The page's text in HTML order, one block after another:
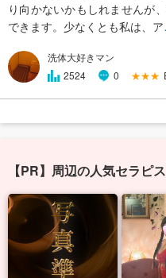
り向かないかもしれませんが
できます。少なくとも私は、ア
洗体大好きマン
2524
0 ★★★
【PR】周辺の人気セラピ